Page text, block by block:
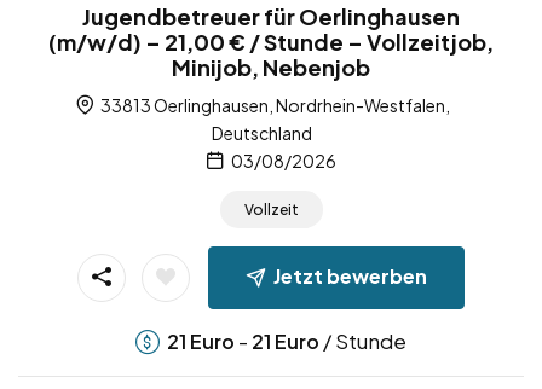
Jugendbetreuer für Oerlinghausen
(m/w/d) – 21,00 € / Stunde – Vollzeitjob,
Minijob, Nebenjob
33813 Oerlinghausen, Nordrhein-Westfalen,
Deutschland
03/08/2026
Vollzeit
Jetzt bewerben
21 Euro - 21 Euro / Stunde